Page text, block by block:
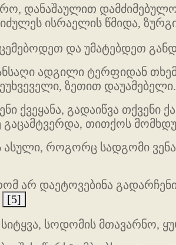
დანაშაულით
ისრაელის წმიდა, ზურგი
და უმატებდეთ
ადგილი ტერფიდან
ზეთით დაუამებელი.
ქვეყანა, გადაიწვა თქვენი
გაცამტვერდა, თითქოს
ასული, როგორც სადგომი
არ დაეტოვებინა
[5]
სოდომის მთავარნო,